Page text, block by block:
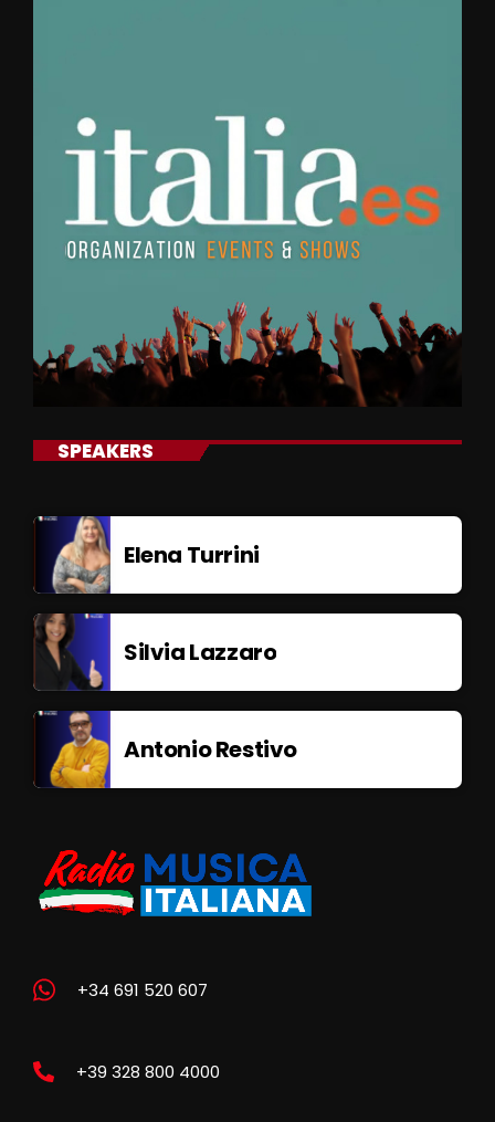
SPEAKERS
Elena Turrini
Silvia Lazzaro
Antonio Restivo
+34 691 520 607
+39 328 800 4000